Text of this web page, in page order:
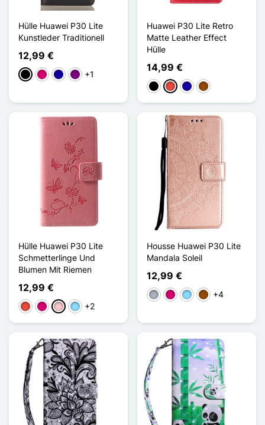
Hülle Huawei P30 Lite
Kunstleder Traditionell
12,99 €
SchwarzMagentaDunkelblau
Violett
+1
Huawei P30 Lite Retro
Matte Leather Effect
Hülle
14,99 €
Schwarz
Rot Dunkelblau
Braun
Hülle Huawei P30 Lite
Schmetterlinge Und
Blumen Mit Riemen
12,99 €
Rot Magenta
PinkHellblau
+2
Housse Huawei P30 Lite
Mandala Soleil
12,99 €
GrauMagenta
HellblauBraun
+4